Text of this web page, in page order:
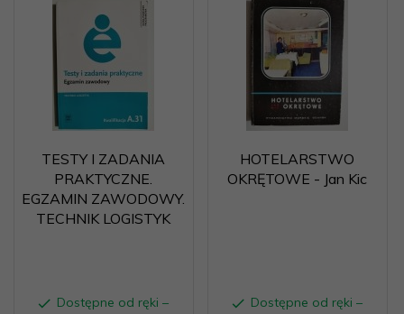
TESTY I ZADANIA
PRAKTYCZNE.
EGZAMIN ZAWODOWY.
TECHNIK LOGISTYK
Dostępne od ręki –
HOTELARSTWO
OKRĘTOWE - Jan Kic
Dostępne od ręki –